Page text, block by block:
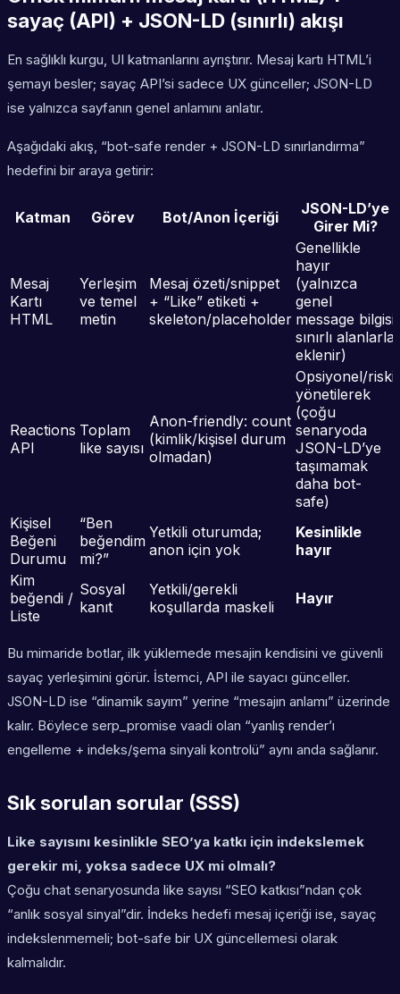
sayaç (API) + JSON-LD (sınırlı) akışı
En sağlıklı kurgu, UI katmanlarını ayrıştırır. Mesaj kartı HTML’i
şemayı besler; sayaç API’si sadece UX günceller; JSON-LD
ise yalnızca sayfanın genel anlamını anlatır.
Aşağıdaki akış, “bot-safe render + JSON-LD sınırlandırma”
hedefini bir araya getirir:
Katman Görev Bot/Anon İçeriği
JSON-LD’ye
Girer Mi?
Mesaj
Kartı
HTML
Yerleşim
ve temel
metin
Mesaj özeti/snippet
+ “Like” etiketi +
skeleton/placeholder
Genellikle
hayır
(yalnızca
genel
message bilgisi
sınırlı alanlarla
eklenir)
Reactions
API
Toplam
like sayısı
Anon-friendly: count
(kimlik/kişisel durum
olmadan)
Opsiyonel/riski
yönetilerek
(çoğu
senaryoda
JSON-LD’ye
taşımamak
daha bot-
safe)
Kişisel
Beğeni
Durumu
“Ben
beğendim
mi?”
Yetkili oturumda;
anon için yok
Kesinlikle
hayır
Kim
beğendi /
Liste
Sosyal
kanıt
Yetkili/gerekli
koşullarda maskeli
Hayır
Bu mimaride botlar, ilk yüklemede mesajin kendisini ve güvenli
sayaç yerleşimini görür. İstemci, API ile sayacı günceller.
JSON-LD ise “dinamik sayım” yerine “mesajın anlamı” üzerinde
kalır. Böylece serp_promise vaadi olan “yanlış render’ı
engelleme + indeks/şema sinyali kontrolü” aynı anda sağlanır.
Sık sorulan sorular (SSS)
Like sayısını kesinlikle SEO’ya katkı için indekslemek
gerekir mi, yoksa sadece UX mi olmalı?
Çoğu chat senaryosunda like sayısı “SEO katkısı”ndan çok
“anlık sosyal sinyal”dir. İndeks hedefi mesaj içeriği ise, sayaç
indekslenmemeli; bot-safe bir UX güncellemesi olarak
kalmalıdır.